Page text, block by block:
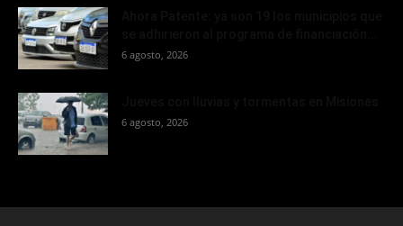
6 agosto, 2026
6 agosto, 2026